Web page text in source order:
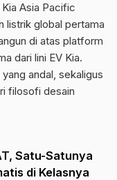
Asia Pacific
listrik global pertama
di atas platform
dari lini EV Kia.
andal, sekaligus
filosofi desain
Satu-Satunya
di Kelasnya